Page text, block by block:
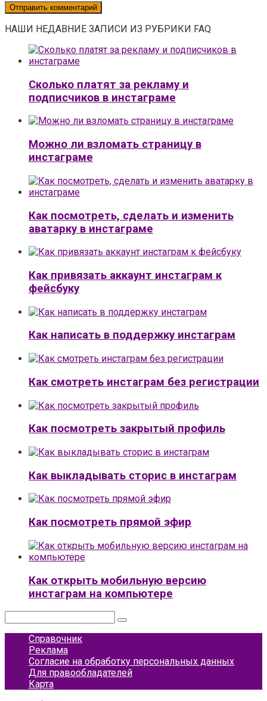
НАШИ НЕДАВНИЕ ЗАПИСИ ИЗ РУБРИКИ FAQ
Сколько платят за рекламу и
подписчиков в инстаграме
Можно ли взломать страницу в
инстаграме
Как посмотреть, сделать и изменить
аватарку в инстаграме
Как привязать аккаунт инстаграм к
фейсбуку
Как написать в поддержку инстаграм
Как смотреть инстаграм без регистрации
Как посмотреть закрытый профиль
Как выкладывать сторис в инстаграм
Как посмотреть прямой эфир
Как открыть мобильную версию
инстаграм на компьютере
Справочник
Реклама
Согласие на обработку персональных данных
Для правообладателей
Карта